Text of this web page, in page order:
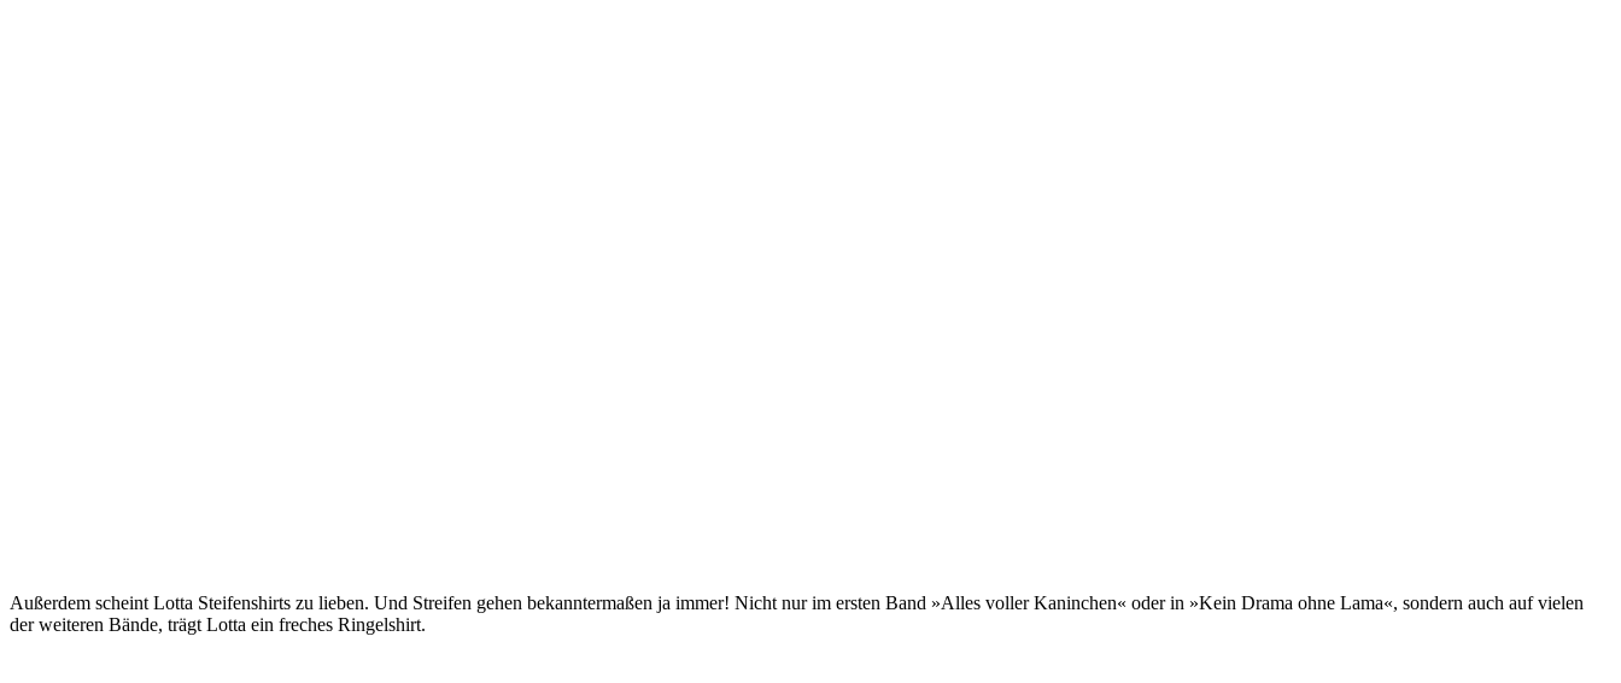
Außerdem scheint Lotta Steifenshirts zu lieben. Und Streifen gehen bekanntermaßen ja immer! Nicht nur im ersten Band »Alles voller Kaninchen« oder in »Kein Drama ohne Lama«, sondern auch auf vielen
der weiteren Bände, trägt Lotta ein freches Ringelshirt.